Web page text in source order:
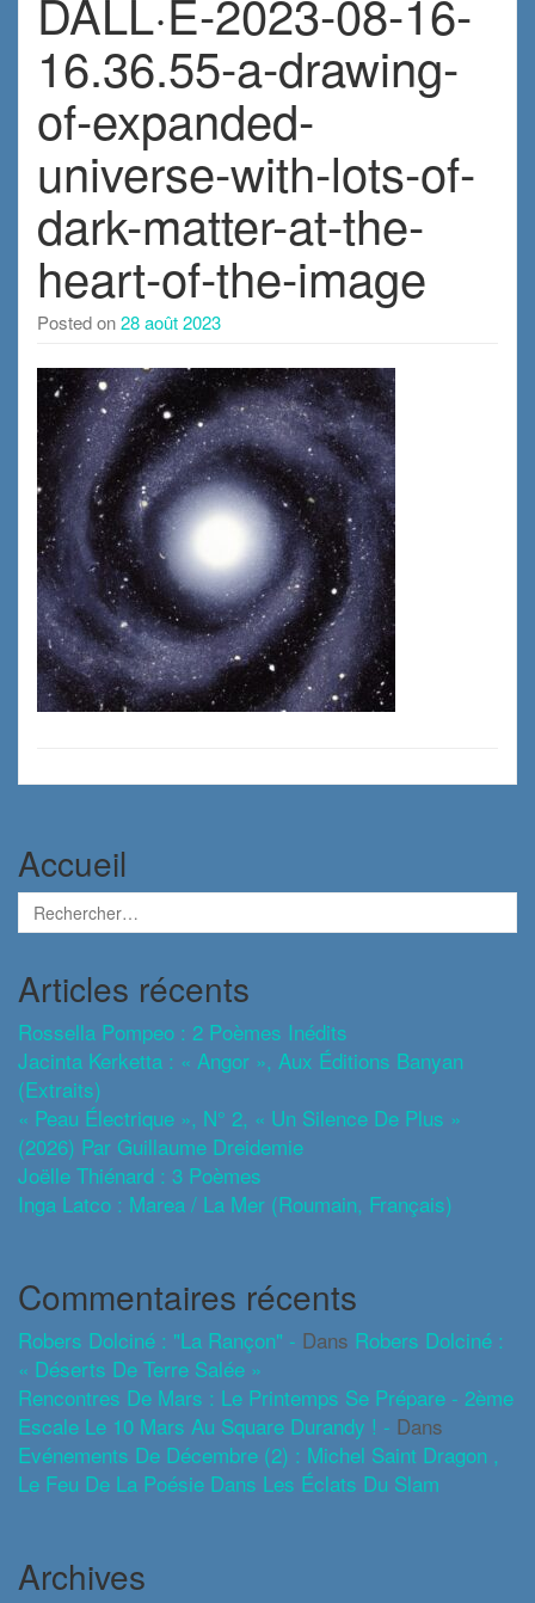
DALL·E-2023-08-16-
16.36.55-a-drawing-
of-expanded-
universe-with-lots-of-
dark-matter-at-the-
heart-of-the-image
Posted on28 août 2023
Accueil
Articles récents
Rossella Pompeo : 2 Poèmes Inédits
Jacinta Kerketta : « Angor », Aux Éditions Banyan
(extraits)
« Peau Électrique », N° 2, « Un Silence De Plus »
(2026) Par Guillaume Dreidemie
Joëlle Thiénard : 3 Poèmes
Inga Latco : Marea / La Mer (roumain, Français)
Commentaires récents
Robers Dolciné : "La Rançon" - Dans Robers Dolciné :
« Déserts De Terre Salée »
Rencontres De Mars : Le Printemps Se Prépare - 2ème
Escale Le 10 Mars Au Square Durandy ! - Dans
Evénements De Décembre (2) : Michel Saint Dragon ,
Le Feu De La Poésie Dans Les Éclats Du Slam
Archives